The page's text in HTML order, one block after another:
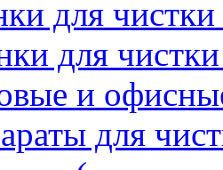
для чистки
для
и
для